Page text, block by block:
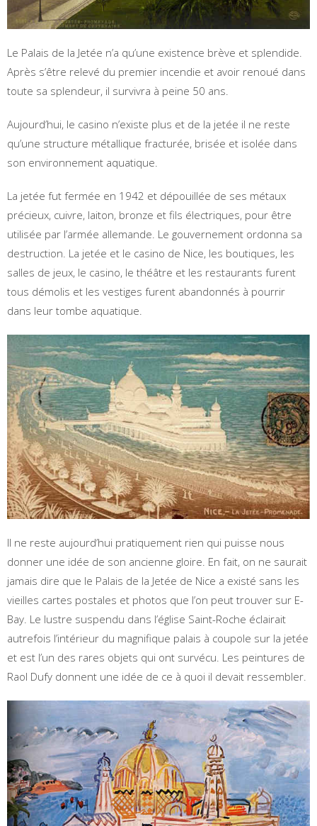
Le Palais de la Jetée n’a qu’une existence brève et splendide.
Après s’être relevé du premier incendie et avoir renoué dans
toute sa splendeur, il survivra à peine 50 ans.
Aujourd’hui, le casino n’existe plus et de la jetée il ne reste
qu’une structure métallique fracturée, brisée et isolée dans
son environnement aquatique.
La jetée fut fermée en 1942 et dépouillée de ses métaux
précieux, cuivre, laiton, bronze et fils électriques, pour être
utilisée par l’armée allemande. Le gouvernement ordonna sa
destruction. La jetée et le casino de Nice, les boutiques, les
salles de jeux, le casino, le théâtre et les restaurants furent
tous démolis et les vestiges furent abandonnés à pourrir
dans leur tombe aquatique.
Il ne reste aujourd’hui pratiquement rien qui puisse nous
donner une idée de son ancienne gloire. En fait, on ne saurait
jamais dire que le Palais de la Jetée de Nice a existé sans les
vieilles cartes postales et photos que l’on peut trouver sur E-
Bay. Le lustre suspendu dans l’église Saint-Roche éclairait
autrefois l’intérieur du magnifique palais à coupole sur la jetée
et est l’un des rares objets qui ont survécu. Les peintures de
Raol Dufy donnent une idée de ce à quoi il devait ressembler.